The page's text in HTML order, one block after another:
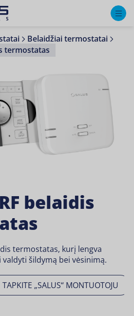
Belaidžiai termostatai
termostatas
belaidis
termostatas, kurį lengva
šildymą bei vėsinimą.
TAPKITE „SALUS“ MONTUOTOJU